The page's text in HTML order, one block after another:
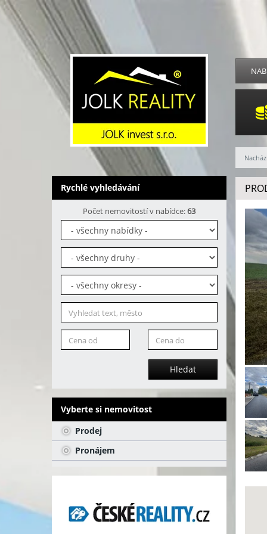
Rychlé vyhledávání
Počet nemovitostí v nabídce:63
Hledat
Vyberte si nemovitost
Prodej
Pronájem